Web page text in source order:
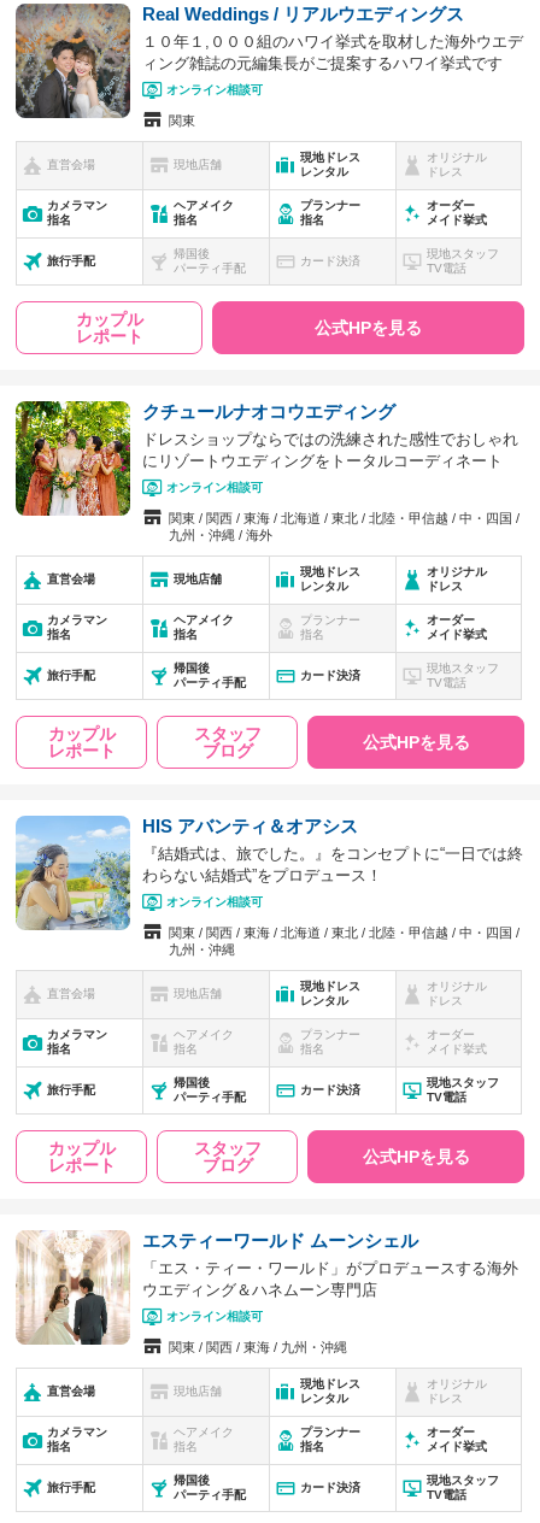
Real Weddings / リアルウエディングス
１０年１,０００組のハワイ挙式を取材した海外ウエデ
ィング雑誌の元編集長がご提案するハワイ挙式です
オンライン相談可
関東
直営会場 現地店舗
現地ドレス
レンタル
オリジナル
ドレス
カメラマン
指名
ヘアメイク
指名
プランナー
指名
オーダー
メイド挙式
旅行手配
帰国後
パーティ手配
カード決済
現地スタッフ
TV電話
カップル
レポート
公式HPを見る
クチュールナオコウエディング
ドレスショップならではの洗練された感性でおしゃれ
にリゾートウエディングをトータルコーディネート
オンライン相談可
関東 関西 東海 北海道 東北 北陸・甲信越
中・四国
九州・沖縄
海外
直営会場 現地店舗
現地ドレス
レンタル
オリジナル
ドレス
カメラマン
指名
ヘアメイク
指名
プランナー
指名
オーダー
メイド挙式
旅行手配
帰国後
パーティ手配
カード決済
現地スタッフ
TV電話
カップル
レポート
スタッフ
ブログ
公式HPを見る
HIS アバンティ＆オアシス
『結婚式は、旅でした。』をコンセプトに“一日では終
わらない結婚式”をプロデュース！
オンライン相談可
関東 関西 東海 北海道 東北 北陸・甲信越
中・四国
九州・沖縄
直営会場 現地店舗
現地ドレス
レンタル
オリジナル
ドレス
カメラマン
指名
ヘアメイク
指名
プランナー
指名
オーダー
メイド挙式
旅行手配
帰国後
パーティ手配
カード決済
現地スタッフ
TV電話
カップル
レポート
スタッフ
ブログ
公式HPを見る
エスティーワールド ムーンシェル
「エス・ティー・ワールド」がプロデュースする海外
ウエディング＆ハネムーン専門店
オンライン相談可
関東 関西 東海 九州・沖縄
直営会場 現地店舗
現地ドレス
レンタル
オリジナル
ドレス
カメラマン
指名
ヘアメイク
指名
プランナー
指名
オーダー
メイド挙式
旅行手配
帰国後
パーティ手配
カード決済
現地スタッフ
TV電話